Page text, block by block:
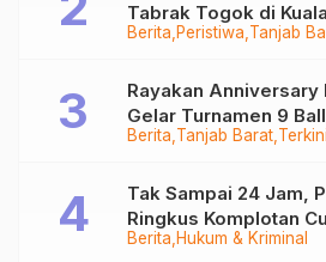
Berita Peristiwa Tanjab
Tabrak Togok di
Sempat Hilang
Berita Tanjab Barat Terkini
Rayakan Anniversary
Gelar Turnamen 9
Juta
Berita Hukum & Kriminal
Tak Sampai 24 Jam,
Ringkus Komplotan
Tungkal